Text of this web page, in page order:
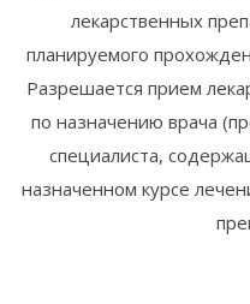
лекарственных
планируемого
Разрешается прием
по назначению врача
специалиста,
назначенном курсе